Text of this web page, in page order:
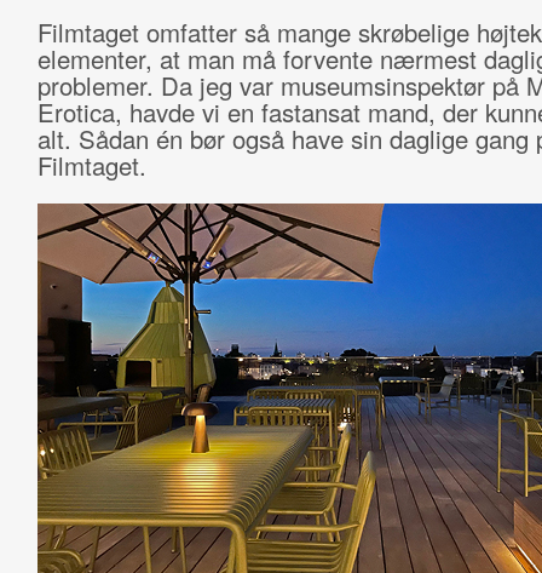
Filmtaget omfatter så mange skrøbelige
elementer, at man må forvente nærmest
problemer. Da jeg var museumsinspektør på
Erotica, havde vi en fastansat mand, der
alt. Sådan én bør også have sin daglige gang
Filmtaget.